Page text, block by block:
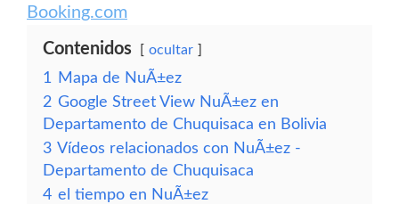
Booking.com
Contenidos ocultar
1
Mapa de NuÃ±ez
2 Google Street View NuÃ±ez en
Departamento de Chuquisaca en Bolivia
3 Vídeos relacionados con NuÃ±ez -
Departamento de Chuquisaca
4 el tiempo en NuÃ±ez